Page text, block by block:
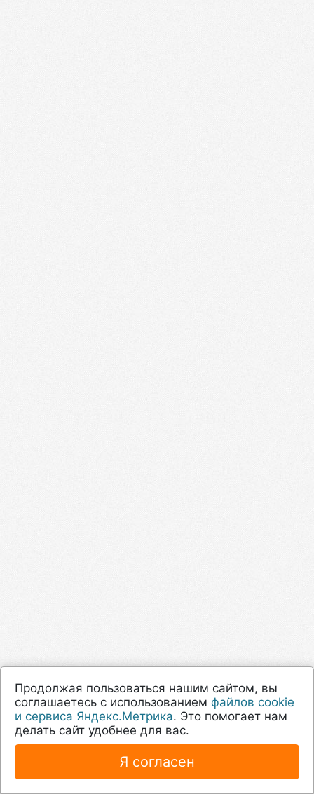
Продолжая пользоваться нашим сайтом, вы
соглашаетесь с использованием файлов cookie
и сервиса Яндекс.Метрика. Это помогает нам
делать сайт удобнее для вас.
Я согласен